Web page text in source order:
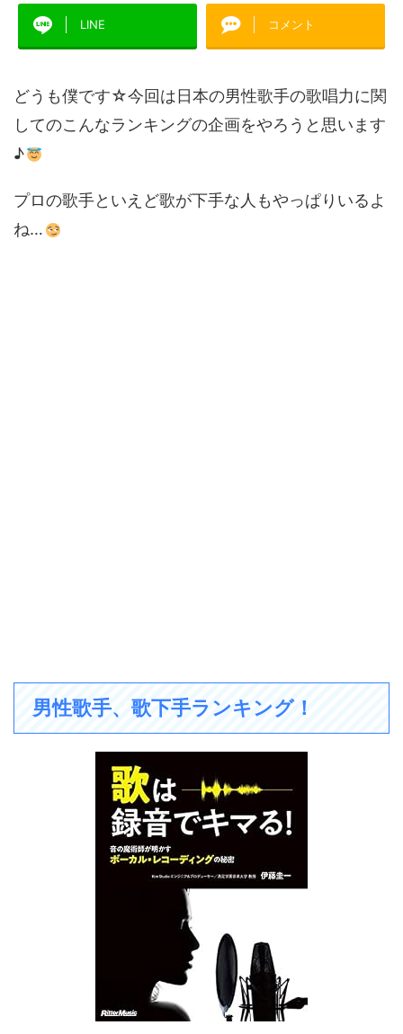
LINE コメント
どうも僕です☆今回は日本の男性歌手の歌唱力に関
してのこんなランキングの企画をやろうと思います
♪
プロの歌手といえど歌が下手な人もやっぱりいるよ
ね…
男性歌手、歌下手ランキング！